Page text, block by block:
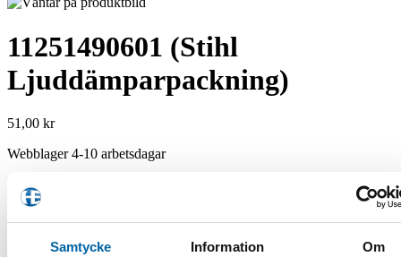
Samtycke Information Om
11251490601 (Stihl
Ljuddämparpackning)
51,00 kr
Webblager 4-10 arbetsdagar
11251490601 (Stihl Ljuddämparpackning) mängd
Lägg i varukorg
Artikelnr: ST11251490601 Kategori: Reservdelar Stihl
Varumärke: